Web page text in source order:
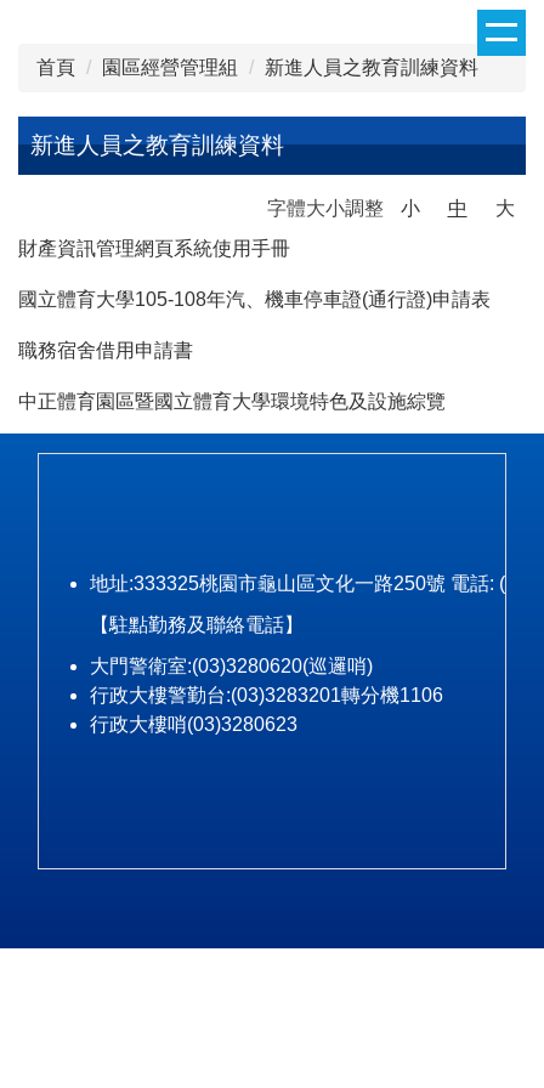
首頁 園區經營管理組 新進人員之教育訓練資料
新進人員之教育訓練資料
字體大小調整 小 中
大
財產資訊管理網頁系統使用手冊
國立體育大學105-108年汽、機車停車證(通行證)申請表
職務宿舍借用申請書
中正體育園區暨國立體育大學環境特色及設施綜覽
地址:333325桃園市龜山區文化一路250號 電話:
【駐點勤務及聯絡電話】
大門警衛室:(03)3280620(巡邏哨)
行政大樓警勤台:(03)3283201轉分機1106
行政大樓哨(03)3280623